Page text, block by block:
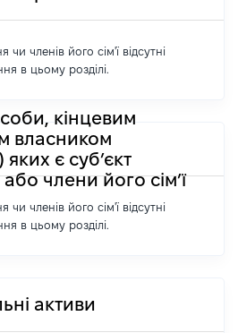
чи членів його сім'ї відсутні
в цьому розділі.
кінцевим
власником
є суб’єкт
члени його сім’ї
чи членів його сім'ї відсутні
в цьому розділі.
активи